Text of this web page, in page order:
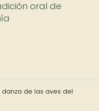
oral de
danza de las aves del